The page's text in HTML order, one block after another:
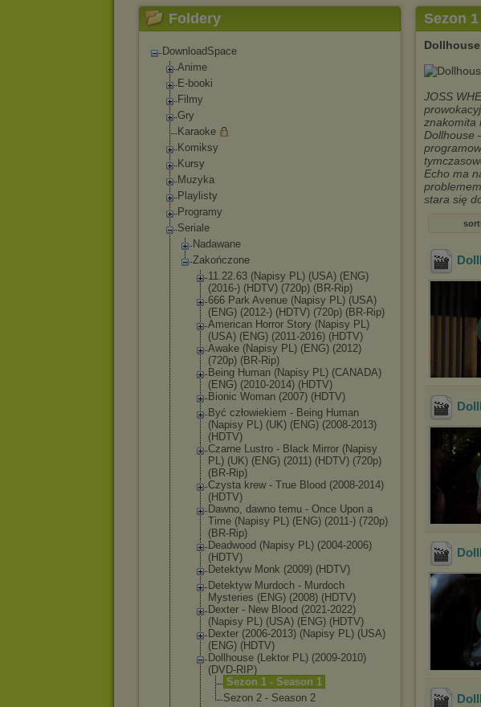
Foldery
DownloadSpace
Anime
E-booki
Filmy
Gry
Karaoke
Komiksy
Kursy
Muzyka
Playlisty
Programy
Seriale
Nadawane
Zakończone
11.22.63 (Napisy PL) (USA) (ENG)
(2016-) (HDTV) (720p) (BR-Rip)
666 Park Avenue (Napisy PL) (USA)
(ENG) (2012-) (HDTV) (720p) (BR-Rip)
American Horror Story (Napisy PL)
(USA) (ENG) (2011-2016) (HDTV)
Awake (Napisy PL) (ENG) (2012)
(720p) (BR-Rip)
Being Human (Napisy PL) (CANADA)
(ENG) (2010-2014) (HDTV)
Bionic Woman (2007) (HDTV)
Być człowiekiem - Being Human
(Napisy PL) (UK) (ENG) (2008-2013)
(HDTV)
Czarne Lustro - Black Mirror (Napisy
PL) (UK) (ENG) (2011) (HDTV) (720p)
(BR-Rip)
Czysta krew - True Blood (2008-2014)
(HDTV)
Dawno, dawno temu - Once Upon a
Time (Napisy PL) (ENG) (2011-) (720p)
(BR-Rip)
Deadwood (Napisy PL) (2004-2006)
(HDTV)
Detektyw Monk (2009) (HDTV)
Detektyw Murdoch - Murdoch
Mysteries (ENG) (2008) (HDTV)
Dexter - New Blood (2021-2022)
(Napisy PL) (USA) (ENG) (HDTV)
Dexter (2006-2013) (Napisy PL) (USA)
(ENG) (HDTV)
Dollhouse (Lektor PL) (2009-2010)
(DVD-RIP)
Sezon 1 - Season 1
Sezon 2 - Season 2
Sezon
Dollhouse
JOSS
znakomita
Dollhouse
Echo ma
stara się